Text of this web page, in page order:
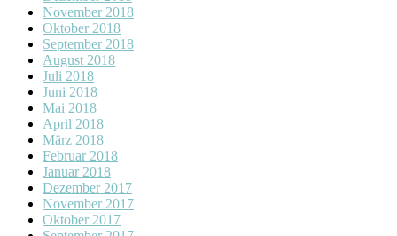
November 2018
Oktober 2018
September 2018
August 2018
Juli 2018
Juni 2018
Mai 2018
April 2018
März 2018
Februar 2018
Januar 2018
Dezember 2017
November 2017
Oktober 2017